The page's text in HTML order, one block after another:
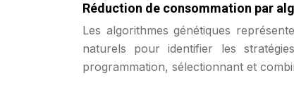
Réduction de consommation par
Les algorithmes génétiques
naturels pour identifier les
programmation, sélectionnant et